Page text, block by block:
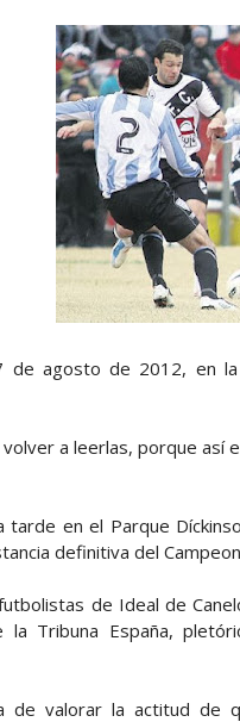
de agosto de 2012, en
volver a leerlas, porque así
tarde en el Parque
definitiva del
de Ideal de
la Tribuna España,
de valorar la actitud de